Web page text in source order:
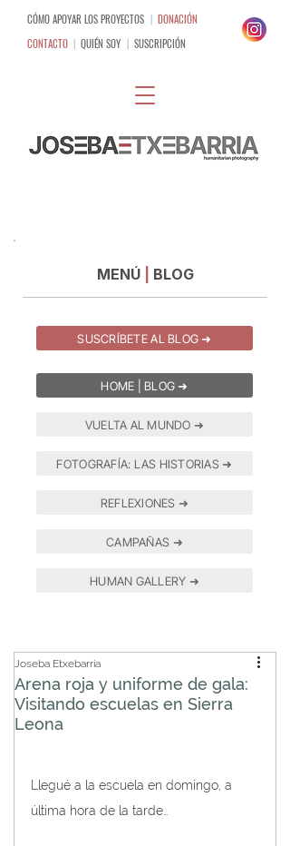
CÓMO APOYAR LOS PROYECTOS | DONACIÓN
CONTACTO | QUIÉN SOY | SUSCRIPCIÓN
MENÚ BLOG
SUSCRÍBETE AL BLOG ➜
HOME | BLOG ➜
VUELTA AL MUNDO ➜
FOTOGRAFÍA: LAS HISTORIAS ➜
REFLEXIONES ➜
CAMPAÑAS ➜
HUMAN GALLERY ➜
Arena roja y uniforme de gala:
Visitando escuelas en Sierra
Leona
Joseba Etxebarria
Llegué a la escuela en domingo, a
última hora de la tarde…